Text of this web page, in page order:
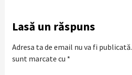
Lasă un răspuns
Adresa ta de email nu va fi publicată.
sunt marcate cu *